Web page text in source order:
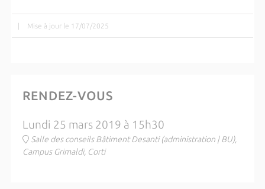
| Mise à jour le 17/07/2025
RENDEZ-VOUS
Lundi 25 mars 2019 à 15h30
Salle des conseils Bâtiment Desanti (administration | BU),
Campus Grimaldi, Corti